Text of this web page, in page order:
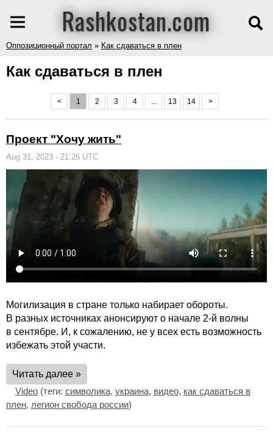
Rashkostan.com
Оппозиционный портал » Как сдаваться в плен
Как сдаваться в плен
< 1 2 3 4 ... 13 14 >
Проект "Хочу жить"
Aug 31, 2023 - 21:26 UTC
Могилизация в стране только набирает обороты.
В разных источниках анонсируют о начале 2-й волны
в сентябре. И, к сожалению, не у всех есть возможность
избежать этой участи.
Читать далее »
Video (теги: символика, украина, видео, как сдаваться в
плен, легион свобода россии)